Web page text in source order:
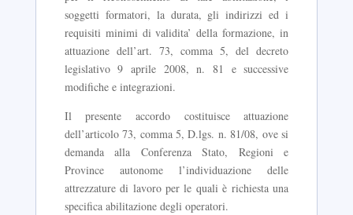
soggetti formatori, la durata, gli indirizzi ed i
requisiti minimi di validita’ della formazione, in
attuazione dell’art. 73, comma 5, del decreto
legislativo 9 aprile 2008, n. 81 e successive
modifiche e integrazioni.
Il presente accordo costituisce attuazione
dell’articolo 73, comma 5, D.lgs. n. 81/08, ove si
demanda alla Conferenza Stato, Regioni e
Province autonome l’individuazione delle
attrezzature di lavoro per le quali è richiesta una
specifica abilitazione degli operatori.